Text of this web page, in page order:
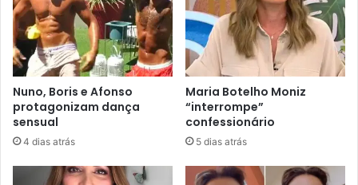
Nuno, Boris e Afonso
protagonizam dança
sensual
4 dias atrás
Maria Botelho Moniz
“interrompe”
confessionário
5 dias atrás